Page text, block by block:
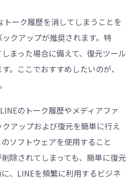
ーク履歴を消してしまうことを
クアップが推奨されます。特
まった場合に備えて、復元ツール
。ここでおすすめしたいのが、
のトーク履歴やメディアファ
アップおよび復元を簡単に行え
ソフトウェアを使用すること
除されてしまっても、簡単に復元
、LINEを頻繁に利用するビジネ